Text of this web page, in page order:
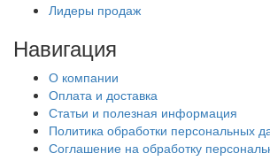
Лидеры продаж
Навигация
О компании
Оплата и доставка
Статьи и полезная информация
Политика обработки персональных
Соглашение на обработку